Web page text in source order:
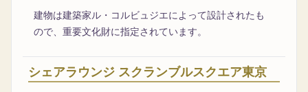
建物は建築家ル・コルビュジエによって設計されたも
ので、重要文化財に指定されています。
シェアラウンジ スクランブルスクエア東京